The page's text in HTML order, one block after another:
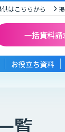
はこちらから
一括資料請
お役立ち資料
覧